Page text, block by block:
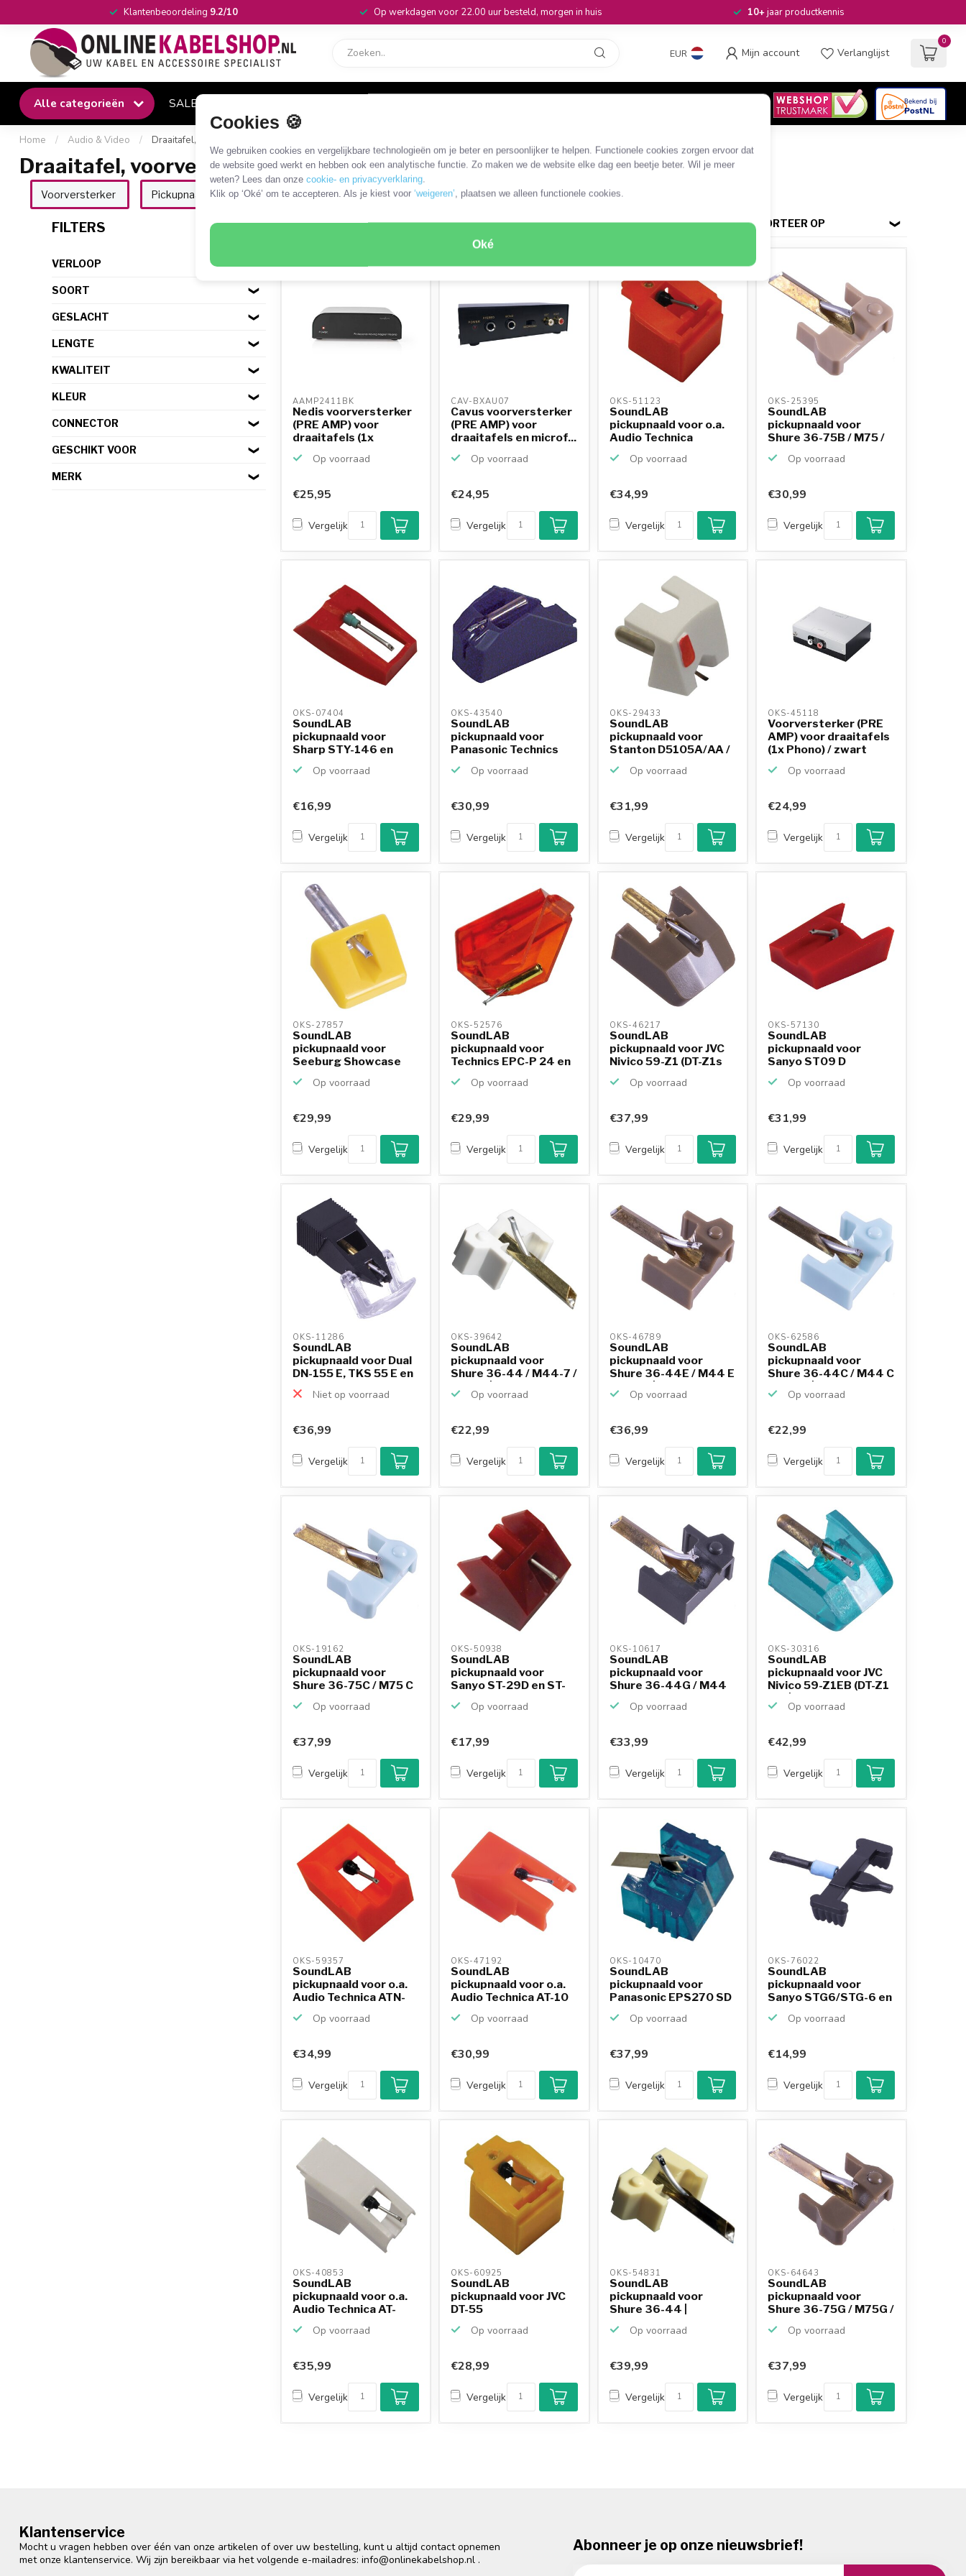
Cookies 🍪
We gebruiken cookies en vergelijkbare technologieën om je beter en persoonlijker te helpen. Functionele cookies zorgen ervoor dat
de website goed werkt en hebben ook een analytische functie. Zo maken we de website elke dag een beetje beter. Wil je meer
weten? Lees dan onze cookie- en privacyverklaring.
Klik op ‘Oké’ om te accepteren. Als je kiest voor ‘weigeren’, plaatsen we alleen functionele cookies.
Oké
Klantenbeoordeling 9.2/10 Op werkdagen voor 22.00 uur besteld, morgen in huis 10+jaar productkennis
EUR Mijn account Verlanglijst
0
Alle categorieën SALE
Home / Audio & Video / Draaitafel, voorversterker en mixer
Draaitafel, voorversterker en mixer
Voorversterker Pickupnaalden
FILTERS
VERLOOP
SOORT
GESLACHT
LENGTE
KWALITEIT
KLEUR
CONNECTOR
GESCHIKT VOOR
MERK
28 PRODUCTEN SORTEER OP
SALE
AAMP2411BK
Nedis voorversterker
(PRE AMP) voor
draaitafels (1x
Op voorraad
€25,95
Vergelijk
SALE
CAV-BXAU07
Cavus voorversterker
(PRE AMP) voor
draaitafels en microf...
Op voorraad
€24,95
Vergelijk
OKS-51123
SoundLAB
pickupnaald voor o.a.
Audio Technica
Op voorraad
€34,99
Vergelijk
OKS-25395
SoundLAB
pickupnaald voor
Shure 36-75B / M75 /
Op voorraad
€30,99
Vergelijk
OKS-07404
SoundLAB
pickupnaald voor
Sharp STY-146 en
Op voorraad
€16,99
Vergelijk
OKS-43540
SoundLAB
pickupnaald voor
Panasonic Technics
Op voorraad
€30,99
Vergelijk
OKS-29433
SoundLAB
pickupnaald voor
Stanton D5105A/AA /
Op voorraad
€31,99
Vergelijk
OKS-45118
Voorversterker (PRE
AMP) voor draaitafels
(1x Phono) / zwart
Op voorraad
€24,99
Vergelijk
OKS-27857
SoundLAB
pickupnaald voor
Seeburg Showcase
Op voorraad
€29,99
Vergelijk
OKS-52576
SoundLAB
pickupnaald voor
Technics EPC-P 24 en
Op voorraad
€29,99
Vergelijk
OKS-46217
SoundLAB
pickupnaald voor JVC
Nivico 59-Z1 (DT-Z1s
Op voorraad
€37,99
Vergelijk
OKS-57130
SoundLAB
pickupnaald voor
Sanyo ST09 D
Op voorraad
Klantenbeoordeling
9,2/10
Achteraf betalen
mogelijk
€31,99
Vergelijk
OKS-11286
SoundLAB
pickupnaald voor Dual
DN-155 E, TKS 55 E en
Niet op voorraad
€36,99
Vergelijk
OKS-39642
SoundLAB
pickupnaald voor
Shure 36-44 / M44-7 /
N44-7 | s...
Op voorraad
€22,99
Vergelijk
OKS-46789
SoundLAB
pickupnaald voor
Shure 36-44E / M44 E
/ N44 E | ...
Op voorraad
€36,99
Vergelijk
OKS-62586
SoundLAB
pickupnaald voor
Shure 36-44C / M44 C
/ N44 C | ...
Op voorraad
€22,99
Vergelijk
OKS-19162
SoundLAB
pickupnaald voor
Shure 36-75C / M75 C
Op voorraad
€37,99
Vergelijk
OKS-50938
SoundLAB
pickupnaald voor
Sanyo ST-29D en ST-
Op voorraad
€17,99
Vergelijk
OKS-10617
SoundLAB
pickupnaald voor
Shure 36-44G / M44
Op voorraad
€33,99
Vergelijk
OKS-30316
SoundLAB
pickupnaald voor JVC
Nivico 59-Z1EB (DT-Z1
EB) |...
Op voorraad
€42,99
Vergelijk
OKS-59357
SoundLAB
pickupnaald voor o.a.
Audio Technica ATN-
Op voorraad
€34,99
Vergelijk
OKS-47192
SoundLAB
pickupnaald voor o.a.
Audio Technica AT-10
Op voorraad
€30,99
Vergelijk
OKS-10470
SoundLAB
pickupnaald voor
Panasonic EPS270 SD
Op voorraad
€37,99
Vergelijk
OKS-76022
SoundLAB
pickupnaald voor
Sanyo STG6/STG-6 en
Op voorraad
Klantenbeoordeling
9,2/10
Achteraf betalen
mogelijk
€14,99
Vergelijk
OKS-40853
SoundLAB
pickupnaald voor o.a.
Audio Technica AT-
Op voorraad
€35,99
Vergelijk
OKS-60925
SoundLAB
pickupnaald voor JVC
DT-55
Op voorraad
€28,99
Vergelijk
OKS-54831
SoundLAB
pickupnaald voor
Shure 36-44 |
Op voorraad
€39,99
Vergelijk
OKS-64643
SoundLAB
pickupnaald voor
Shure 36-75G / M75G /
Op voorraad
€37,99
Vergelijk
Klantenservice
Mocht u vragen hebben over één van onze artikelen of over uw bestelling, kunt u altijd contact opnemen
met onze klantenservice. Wij zijn bereikbaar via het volgende e-mailadres: info@onlinekabelshop.nl .
Abonneer je op onze nieuwsbrief!